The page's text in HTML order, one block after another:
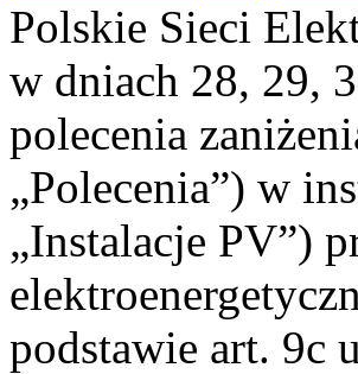
Polskie Sieci
w dniach 28, 29,
polecenia
„Polecenia”) w
„Instalacje PV”)
podstawie art. 9c